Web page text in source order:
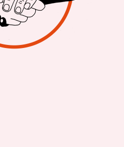
Württembergs
Gründungsmitglieder
Vorstände Jessica
Calw haben deshalb ihre
wollen aus der Partei